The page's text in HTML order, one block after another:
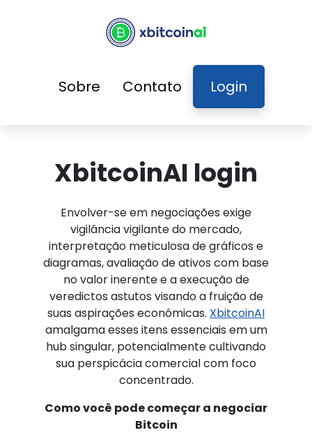
Sobre Contato Login
XbitcoinAI login
Envolver-se em negociações exige
vigilância vigilante do mercado,
interpretação meticulosa de gráficos e
diagramas, avaliação de ativos com base
no valor inerente e a execução de
veredictos astutos visando a fruição de
suas aspirações econômicas. XbitcoinAI
amalgama esses itens essenciais em um
hub singular, potencialmente cultivando
sua perspicácia comercial com foco
concentrado.
Como você pode começar a negociar
Bitcoin